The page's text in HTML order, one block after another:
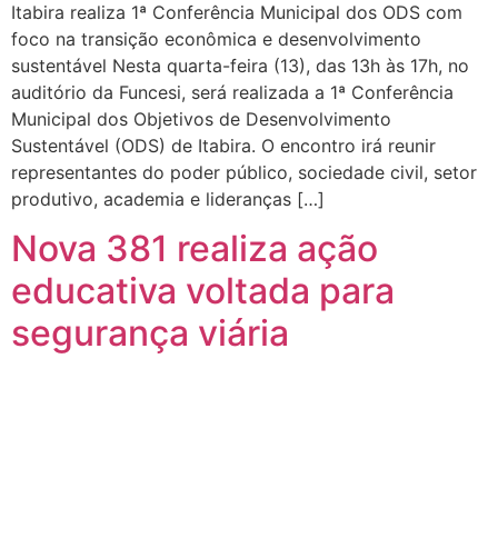
Itabira realiza 1ª Conferência Municipal dos ODS com
foco na transição econômica e desenvolvimento
sustentável Nesta quarta-feira (13), das 13h às 17h, no
auditório da Funcesi, será realizada a 1ª Conferência
Municipal dos Objetivos de Desenvolvimento
Sustentável (ODS) de Itabira. O encontro irá reunir
representantes do poder público, sociedade civil, setor
produtivo, academia e lideranças […]
Nova 381 realiza ação
educativa voltada para
segurança viária